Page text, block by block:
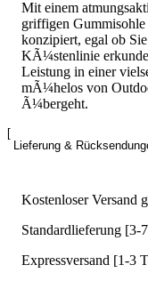
Mit einem
griffigen
konzipiert, egal ob
KÃ¼stenlinie
Leistung in einer
mÃ¼helos von
Ã¼bergeht.
Lieferung &
Kostenloser Versand
Standardlieferung [3-
Expressversand [1-3